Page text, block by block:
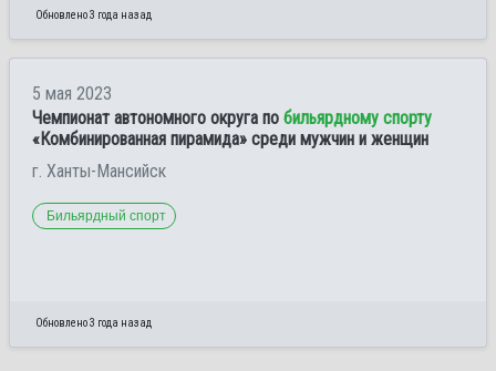
Обновлено 3 года назад
5 мая 2023
Чемпионат автономного округа по бильярдному спорту
«Комбинированная пирамида» среди мужчин и женщин
г. Ханты-Мансийск
Бильярдный спорт
Обновлено 3 года назад